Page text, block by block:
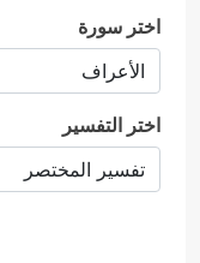
اختر سورة
اختر التفسير